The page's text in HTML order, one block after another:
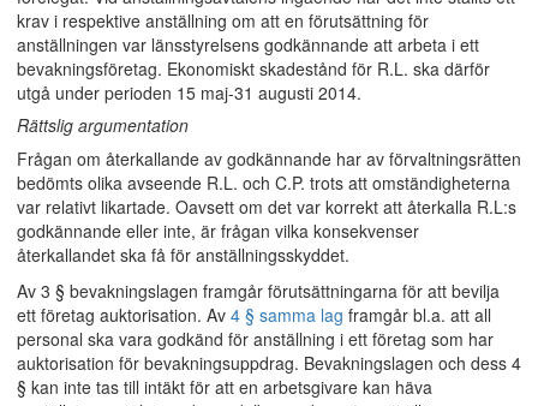
krav i respektive anställning om att en förutsättning för
anställningen var länsstyrelsens godkännande att arbeta i ett
bevakningsföretag. Ekonomiskt skadestånd för R.L. ska därför
utgå under perioden 15 maj-31 augusti 2014.
Rättslig argumentation
Frågan om återkallande av godkännande har av förvaltningsrätten
bedömts olika avseende R.L. och C.P. trots att omständigheterna
var relativt likartade. Oavsett om det var korrekt att återkalla R.L:s
godkännande eller inte, är frågan vilka konsekvenser
återkallandet ska få för anställningsskyddet.
Av 3 § bevakningslagen framgår förutsättningarna för att bevilja
ett företag auktorisation. Av 4 § samma lag framgår bl.a. att all
personal ska vara godkänd för anställning i ett företag som har
auktorisation för bevakningsuppdrag. Bevakningslagen och dess 4
§ kan inte tas till intäkt för att en arbetsgivare kan häva